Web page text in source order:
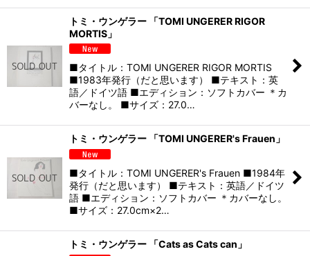
トミ・ウンゲラー 「TOMI UNGERER RIGOR
MORTIS」
■タイトル：TOMI UNGERER RIGOR MORTIS
■1983年発行（だと思います） ■テキスト：英
語／ドイツ語 ■エディション：ソフトカバー ＊カ
バーなし。 ■サイズ：27.0…
トミ・ウンゲラー 「TOMI UNGERER's Frauen」
■タイトル：TOMI UNGERER's Frauen ■1984年
発行（だと思います） ■テキスト：英語／ドイツ
語 ■エディション：ソフトカバー ＊カバーなし。
■サイズ：27.0cm×2…
トミ・ウンゲラー 「Cats as Cats can」